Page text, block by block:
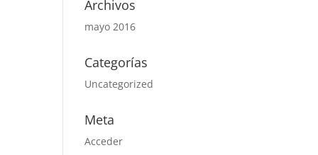
Archivos
mayo 2016
Categorías
Uncategorized
Meta
Acceder